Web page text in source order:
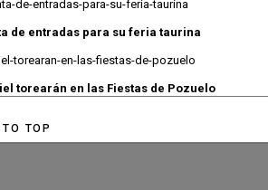
de entradas para su feria taurina
torearán en las Fiestas de Pozuelo
TO TOP